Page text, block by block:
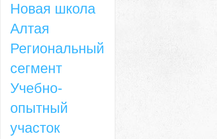
Новая школа
Алтая
Региональный
сегмент
Учебно-
опытный
участок